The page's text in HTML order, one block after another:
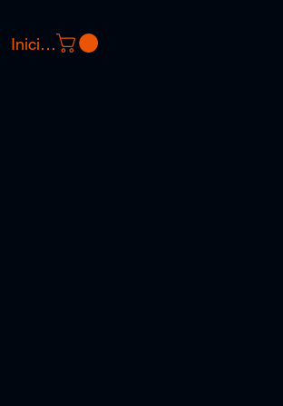
Iniciar sesión